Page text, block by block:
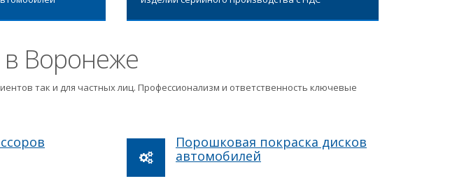
в Воронеже
так и для частных лиц. Профессионализм и ответственность ключевые
Порошковая покраска дисков
автомобилей